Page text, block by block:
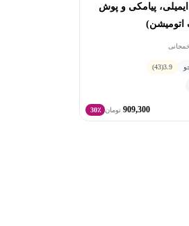
ایمیلی، پیامکی و پوش
اتومیشن)
3.9
(43)
909,300 تومان 30٪